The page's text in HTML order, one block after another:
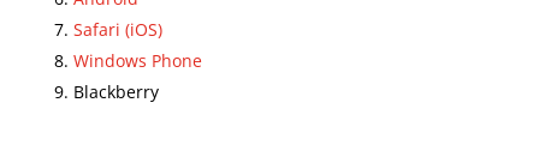
Safari (iOS)
Windows Phone
Blackberry